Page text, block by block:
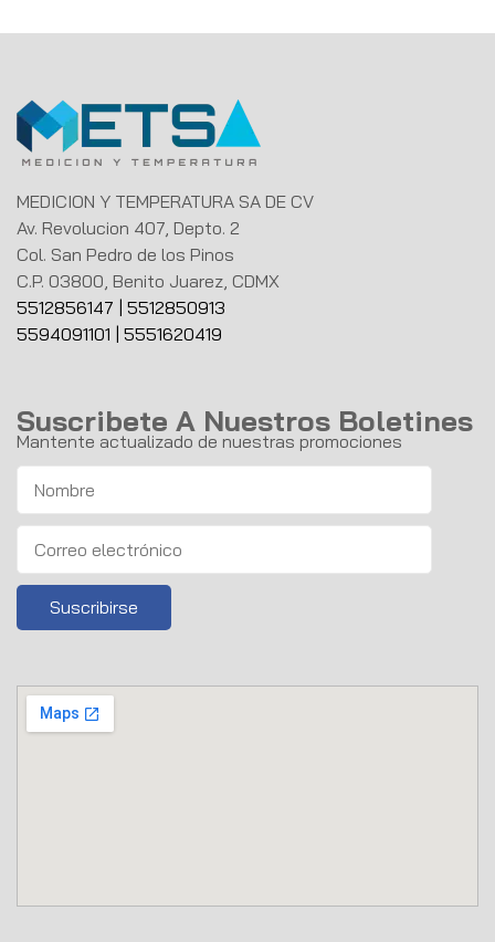
MEDICION Y TEMPERATURA SA DE CV
Av. Revolucion 407, Depto. 2
Col. San Pedro de los Pinos
C.P. 03800, Benito Juarez, CDMX
5512856147
5512850913
5594091101
5551620419
Suscribete A Nuestros Boletines
Mantente actualizado de nuestras promociones